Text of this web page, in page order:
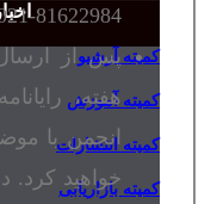
کمیته آرشیو
کمیته آموزش
کمیته انتشارات
کمیته بازاریابی
81622984-021 و 09122183628 تماس بگیرید.
پس از
هفته،
انجمن با
خواهید کرد.